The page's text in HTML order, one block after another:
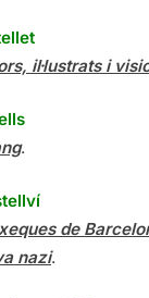
il·lustrats i
.
de
nazi.